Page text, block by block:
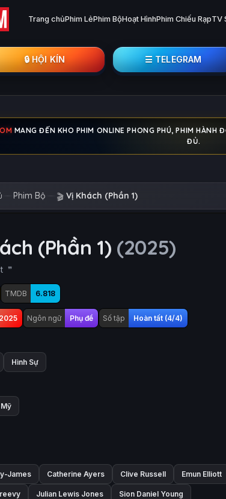
Trang chủPhim LẻPhim BộHoạt HìnhPhim Chiếu RạpTV
🔒︎ HỘI KÍN ☰ TELEGRAM
MANG ĐẾN KHO PHIM ONLINE PHONG PHÚ, PHIM HÀNH
ĐỦ.
Phim Bộ 🎬 Vị Khách (Phần 1)
(Phần 1) (2025)
TMDB 6.818
2025 Ngôn ngữ Phụ đề Số tập Hoàn tất (4/4)
Hình Sự
James Catherine Ayers Clive Russell Emun Elliott
Julian Lewis Jones Sion Daniel Young